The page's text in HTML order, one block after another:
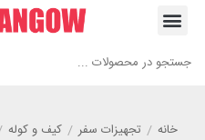
خانه/ تجهیزات سفر/ کیف و کوله/